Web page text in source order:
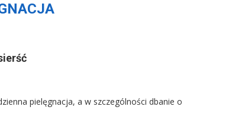
pielęgnacja, a w szczególności dbanie o